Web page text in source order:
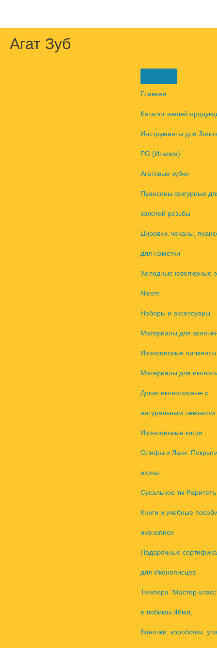
содержимому
Агат Зуб
Главная
Каталог нашей
Инструменты для
PG (Италия)
Агатовые зубки
Пуансоны фигурные
золотой резьбы
Цировки, чеканы,
для наметки
Холодные ювелирные
Nicem
Наборы и аксессуары
Материалы для
Иконописные пигменты
Материалы для
Доски иконописные с
натуральным левкасом
Иконописные кисти
Олифы и Лаки.
иконы.
Сусальное тм Раритетъ
Книги и учебные
иконописи
Подарочные
для Иконописцев
Темпера "Мастер-
в тюбиках 46мл,
Баночки, коробочки,